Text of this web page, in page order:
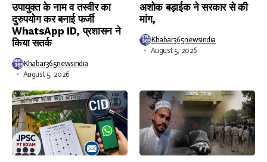
उपायुक्त के नाम व तस्वीर का
दुरुपयोग कर बनाई फर्जी
WhatsApp ID, प्रशासन ने
किया सतर्क
Khabar365newsindia
August 5, 2026
अशोक बड़ाईक ने सरकार से की
मांग,
Khabar365newsindia
August 5, 2026